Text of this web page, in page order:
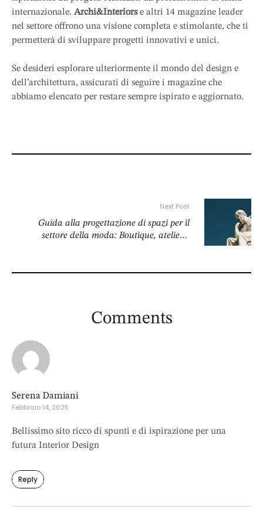
internazionale. Archi&Interiorse altri 14 magazine leader
nel settore offrono una visione completa e stimolante, che ti
permetterà di sviluppare progetti innovativi e unici.
Se desideri esplorare ulteriormente il mondo del design e
dell’architettura, assicurati di seguire i magazine che
abbiamo elencato per restare sempre ispirato e aggiornato.
Next Post
Guida alla progettazione di spazi per il
settore della moda: Boutique, atelier e
Comments
Serena Damiani
Febbraio 14, 2025
Bellissimo sito ricco di spunti e di ispirazione per una
futura Interior Design
Reply